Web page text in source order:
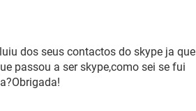
dos seus contactos do skype ja que
passou a ser skype,como sei se fui